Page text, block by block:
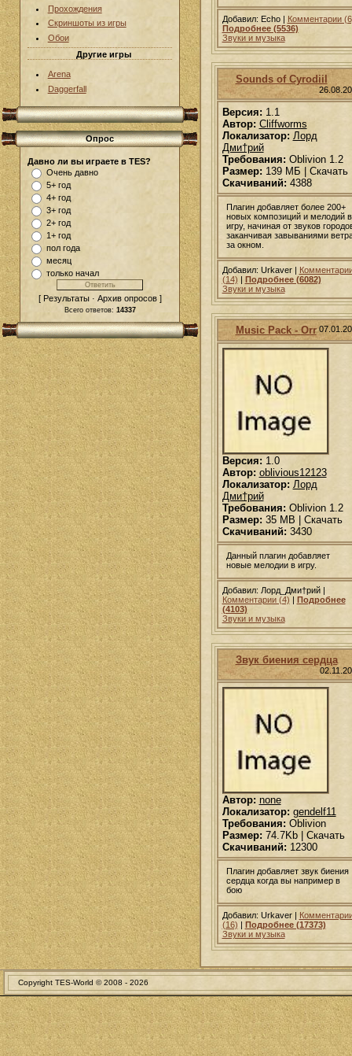
Прохождения
Скриншоты из игры
Обои
Другие игры
Arena
Daggerfall
Опрос
Давно ли вы играете в TES?
Очень давно
5+ год
4+ год
3+ год
2+ год
1+ год
пол года
месяц
только начал
[ Результаты · Архив опросов ]
Всего ответов: 14337
Добавил: Echo | Комментарии
Подробнее (5536)
Звуки и музыка
Sounds of Cyrodiil
Версия: 1.1
Автор: Cliffworms
Локализатор: Лорд
Дми†рий
Требования: Oblivion 1.2
Размер: 139 МБ | Скачать
Скачиваний: 4388
Плагин добавляет более 200+
новых композиций и мелодий в
игру, начиная от звуков
заканчивая завываниями
за окном.
Добавил: Urkaver |
(14) | Подробнее (6082)
Звуки и музыка
Music Pack - Orr
Версия: 1.0
Автор: oblivious12123
Локализатор: Лорд
Дми†рий
Требования: Oblivion 1.2
Размер: 35 MB | Скачать
Скачиваний:3430
Данный плагин добавляет
новые мелодии в игру.
Добавил: Лорд_Дми†рий |
Комментарии (4) | Подробнее
(4103)
Звуки и музыка
Звук биения сердца
Автор: none
Локализатор: gendelf11
Требования: Oblivion
Размер: 74.7Kb | Скачать
Скачиваний: 12300
Плагин добавляет звук биения
сердца когда вы например в
бою
Добавил: Urkaver |
(16) | Подробнее (17373)
Звуки и музыка
Copyright TES-World © 2008 - 2026